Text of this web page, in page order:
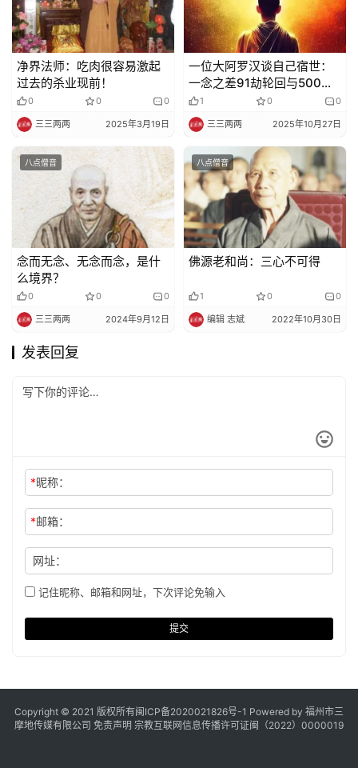
净界法师：吃肉很容易激起
过去的杀业现前！
0 0 0
三三两两 2025年3月19日
一位大阿罗汉谈自己宿世：
一念之差91劫轮回与500世
做狗
1 0 0
三三两两 2025年10月27日
八点僧音
念而无念、无念而念，是什
么境界？
0 0 0
三三两两 2024年9月12日
八点僧音
佛源老和尚：三心不可得
1 0 0
编辑 志斌 2022年10月30日
发表回复
*昵称：
*邮箱：
网址：
记住昵称、邮箱和网址，下次评论免输入
提交
Copyright © 2021 版权所有闽ICP备2020021826号-1 Powered by 福州市三
摩地传媒有限公司 免责声明 宗教互联网信息传播许可证闽（2022）0000019